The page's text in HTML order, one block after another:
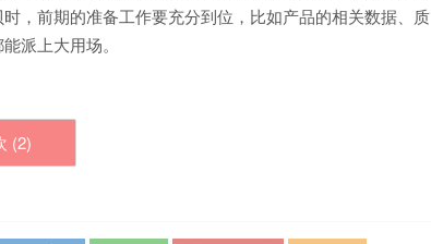
，前期的准备工作要充分到位，比如产品的相关数据、质
派上大用场。
(2)